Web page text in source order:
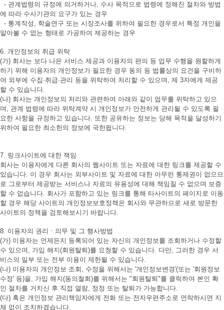
- 관계법령의 규정에 의거하거나, 수사 목적으로 법령에 정해진 절차와 방법
에 따라 수사기관의 요구가 있는 경우
- 통계작성, 학술연구 또는 시장조사를 위하여 필요한 경우로서 특정 개인을
알아볼 수 없는 형태로 가공하여 제공하는 경우
6. 개인정보의 취급 위탁
(가) 회사는 보다 나은 서비스 제공과 이용자의 편의 등 업무 수행을 원할하게
하기 위해 이용자의 개인정보가 필요한 경우 동의 등 법률상의 요건을 구비하
여 외부에 수집·취급·관리 등을 위탁하여 처리할 수 있으며, 제 3자에게 제공
할 수 있습니다.
(나) 회사는 개인정보의 처리와 관련하여 아래와 같이 업무를 위탁하고 있으
며, 관계 법령에 따라 위탁계약 시 개인정보가 안전하게 관리될 수 있도록 필
요한 사항을 규정하고 있습니다. 또한 공유하는 정보는 당해 목적을 달성하기
위하여 필요한 최소한의 정보에 국한됩니다.
7. 링크사이트에 대한 책임
회사는 이용자에게 다른 회사의 웹사이트 또는 자료에 대한 링크를 제공할 수
있습니다. 이 경우 회사는 외부사이트 및 자료에 대한 아무런 통제권이 없으므
로 그로부터 제공받는 서비스나 자료의 유용성에 대해 책임질 수 없으며 보증
할 수 없습니다. 회사가 포함하고 있는 링크를 통해 타사이트의 페이지로 이동
할 경우 해당 사이트의 개인정보보호정책은 회사와 무관하므로 새로 방문한
사이트의 정책을 검토해보시기 바랍니다.
8. 이용자의 권리ㆍ의무 및 그 행사방법
(가) 이용자는 언제든지 등록되어 있는 자신의 개인정보를 조회하거나 수정할
수 있으며, 가입 해지(회원탈퇴)를 요청할 수 있습니다. 다만, 그러한 경우 서
비스의 일부 또는 전부 이용이 제한될 수 있습니다.
(나) 이용자의 개인정보 조회, 수정을 위해서는 '개인정보변경'(또는 '회원정보
수정' 등)을, 가입 해지(동의철회)를 위해서는 "회원탈퇴"를 클릭하여 본인 확
인 절차를 거치신 후 직접 열람, 정정 또는 탈퇴가 가능합니다.
(다) 혹은 개인정보 관리책임자에게 전화 또는 전자우편주소로 연락하시면 지
체 없이 조치하겠습니다.